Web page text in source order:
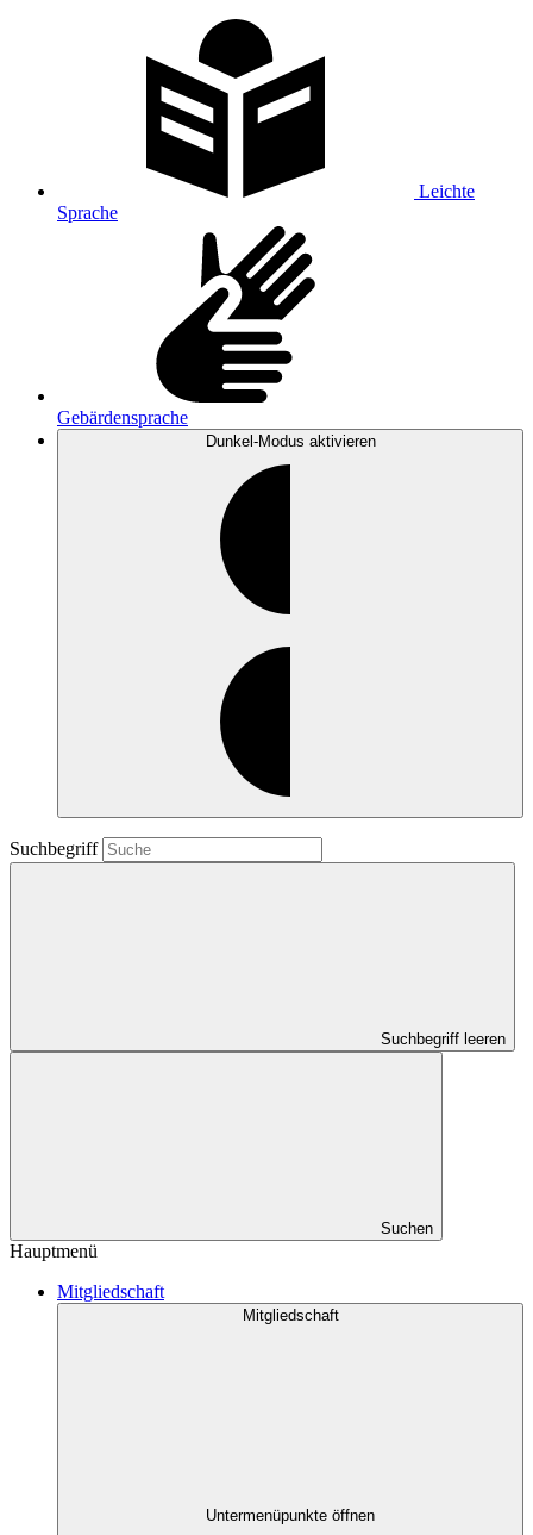
Leichte
Sprache
Gebärdensprache
Dunkel-Modus aktivieren
Suchbegriff
Suchbegriff leeren
Suchen
Hauptmenü
Mitgliedschaft
Mitgliedschaft
Untermenüpunkte öffnen